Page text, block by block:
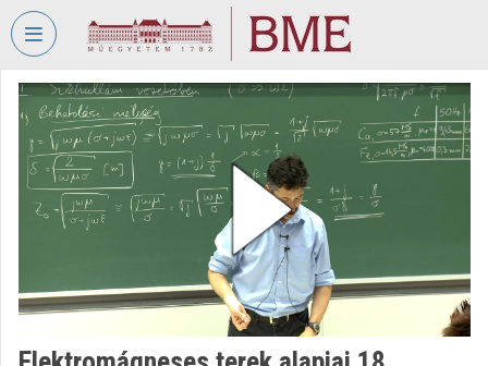
Fejléc kihagyása Menü kihagyása Tartalom kihagyása
VIDEOTORIUM
BUDAPESTI
MŰSZAKI
ÉS
GAZDASÁGTUDOMÁNYI
Intézményi kezdőlap